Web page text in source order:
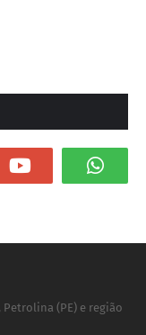
Petrolina (PE) e região